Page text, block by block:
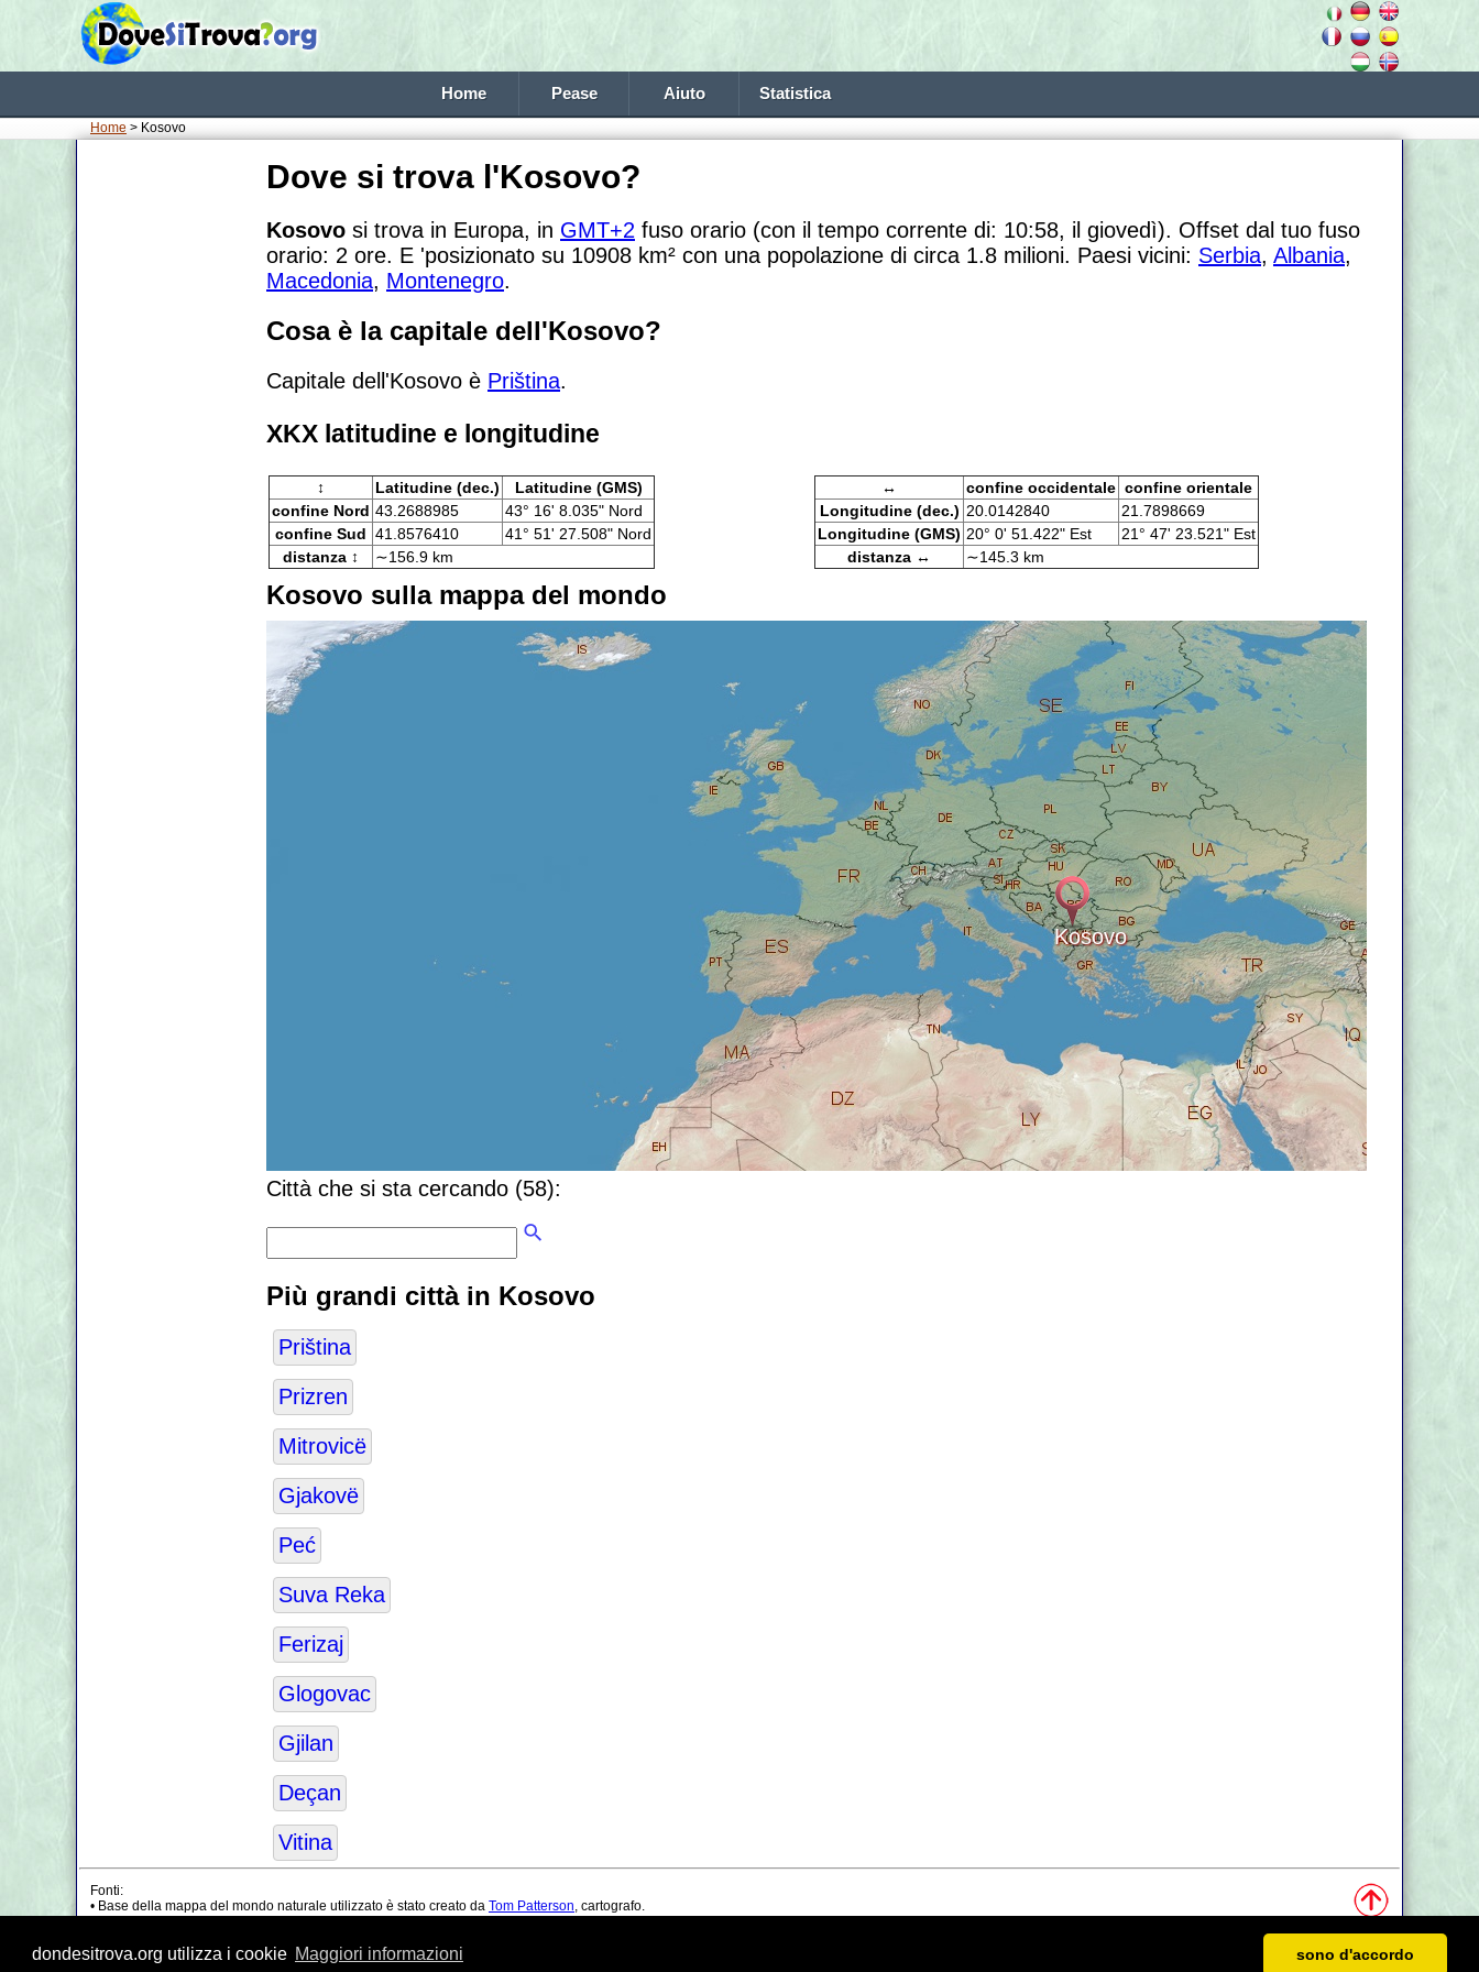
dondesitrova.org utilizza i cookie Maggiori informazioni sono d'accordo
Home Pease Aiuto Statistica
Home > Kosovo
Dove si trova l'Kosovo?
Kosovo si trova in Europa, in GMT+2 fuso orario (con il tempo corrente di: 10:58, il giovedì). Offset dal tuo fuso
orario: 2 ore. E 'posizionato su 10908 km² con una popolazione di circa 1.8 milioni. Paesi vicini: Serbia, Albania,
Macedonia, Montenegro.
Cosa è la capitale dell'Kosovo?
Capitale dell'Kosovo è Priština.
XKX latitudine e longitudine
↕ Latitudine (dec.)
Latitudine (GMS)
confine Nord 43.2688985
43° 16' 8.035" Nord
confine Sud 41.8576410
41° 51' 27.508" Nord
distanza ↕
∼156.9 km
↔ confine occidentale confine orientale
Longitudine (dec.) 20.0142840
21.7898669
Longitudine (GMS) 20° 0' 51.422" Est
21° 47' 23.521" Est
distanza ↔
∼145.3 km
Kosovo sulla mappa del mondo
Kosovo
Città che si sta cercando (58):
Più grandi città in Kosovo
Priština
Prizren
Mitrovicë
Gjakovë
Peć
Suva Reka
Ferizaj
Glogovac
Gjilan
Deçan
Vitina
Fonti:
• Base della mappa del mondo naturale utilizzato è stato creato da Tom Patterson, cartografo.